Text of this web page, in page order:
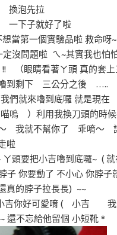
換泡先拉
一下子就好了啦
當第一個實驗品啦 救命呀
定沒問題啦 ㄟ~其實我也
（眼睛看著ㄚ頭 真的套上
我嚕到剩下 三公分之
們就來嚕到底囉 就是現在
喵嗚 ）利用我換刀頭的
我就不幫你了 乖唷～
啦
頭要把小吉嚕到底囉~ (
子 你要動了 不小心 你脖子
的脖子拉長長) ~~
小吉你好可愛唷 ( 小吉
還不忘給他留個 小短靴 *